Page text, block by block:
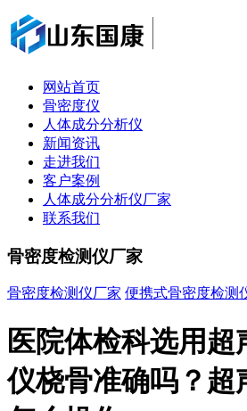
网站首页
骨密度仪
人体成分分析仪
新闻资讯
走进我们
客户案例
人体成分分析仪厂家
联系我们
骨密度检测仪厂家
骨密度检测仪厂家 便携式骨密度检测
医院体检科选用超
仪桡骨准确吗？超